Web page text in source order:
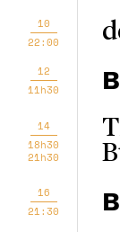
10
22:00
12
11h30
14
18h30
21h30
16
21:30